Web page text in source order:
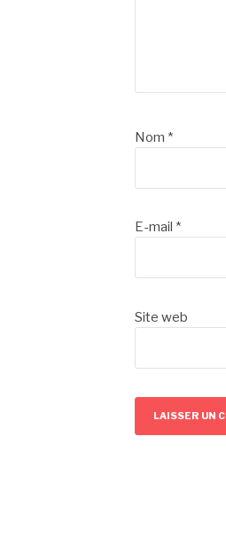
Nom *
E-mail *
Site web